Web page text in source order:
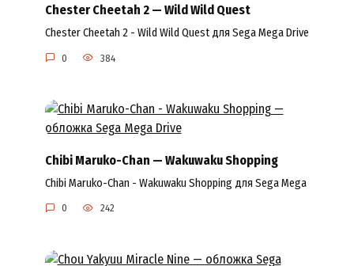
Chester Cheetah 2 — Wild Wild Quest
Chester Cheetah 2 - Wild Wild Quest для Sega Mega Drive
0 384
Chibi Maruko-Chan — Wakuwaku Shopping
Chibi Maruko-Chan - Wakuwaku Shopping для Sega Mega
0 242